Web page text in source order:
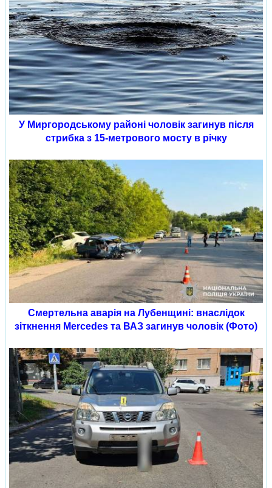
У Миргородському районі чоловік загинув після
стрибка з 15-метрового мосту в річку
Смертельна аварія на Лубенщині: внаслідок
зіткнення Mercedes та ВАЗ загинув чоловік (Фото)